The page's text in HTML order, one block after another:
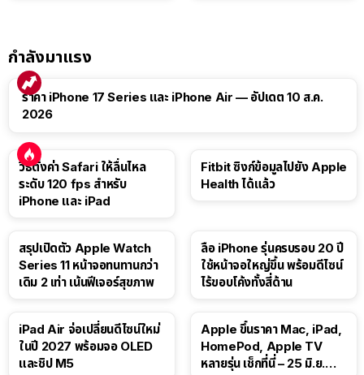
กำลังมาแรง
ราคา iPhone 17 Series และ iPhone Air — อัปเดต 10 ส.ค.
2026
วิธีตั้งค่า Safari ให้ลื่นไหล
ระดับ 120 fps สำหรับ
iPhone และ iPad
Fitbit ซิงก์ข้อมูลไปยัง Apple
Health ได้แล้ว
สรุปเปิดตัว Apple Watch
Series 11 หน้าจอทนทานกว่า
เดิม 2 เท่า เน้นฟีเจอร์สุขภาพ
ลือ iPhone รุ่นครบรอบ 20 ปี
ใช้หน้าจอใหญ่ขึ้น พร้อมดีไซน์
ไร้ขอบโค้งทั้งสี่ด้าน
iPad Air จ่อเปลี่ยนดีไซน์ใหม่
ในปี 2027 พร้อมจอ OLED
และชิป M5
Apple ขึ้นราคา Mac, iPad,
HomePod, Apple TV
หลายรุ่น เช็กที่นี่ – 25 มิ.ย.